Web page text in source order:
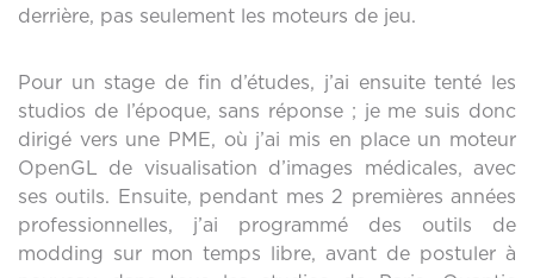
derrière, pas seulement les moteurs de jeu.
Pour un stage de fin d’études, j’ai ensuite tenté les
studios de l’époque, sans réponse ; je me suis donc
dirigé vers une PME, où j’ai mis en place un moteur
OpenGL de visualisation d’images médicales, avec
ses outils. Ensuite, pendant mes 2 premières années
professionnelles, j’ai programmé des outils de
modding sur mon temps libre, avant de postuler à